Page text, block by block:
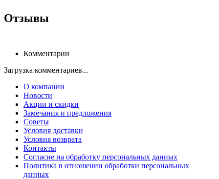
Отзывы
Комментарии
Загрузка комментариев...
О компании
Новости
Акции и скидки
Замечания и предложения
Советы
Условия доставки
Условия возврата
Контакты
Согласие на обработку персональных данных
Политика в отношении обработки персональных
данных